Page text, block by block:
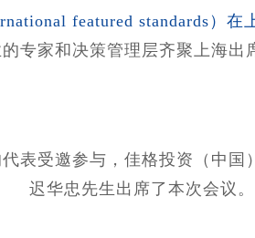
featured standards）
专家和决策管理层齐聚上海出
表受邀参与，佳格投资（中
迟华忠先生出席了本次会议。